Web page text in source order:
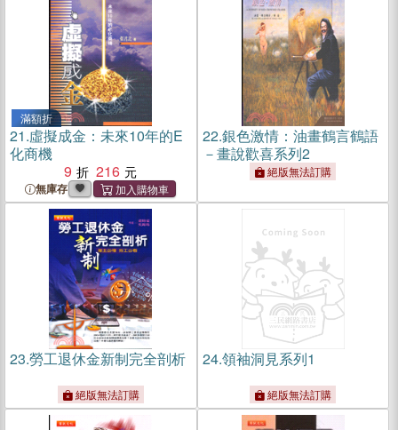
滿額折
21.虛擬成金：未來10年的E
化商機
9
216
無庫存
22.銀色激情：油畫鶴言鶴語
－畫說歡喜系列2
絕版無法訂購
23.勞工退休金新制完全剖析
絕版無法訂購
24.領袖洞見系列1
絕版無法訂購